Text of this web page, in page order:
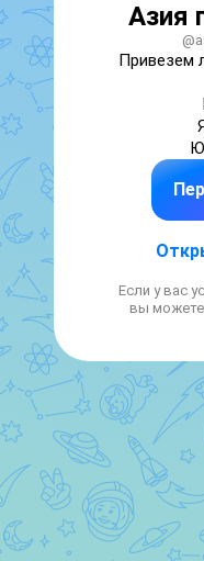
Азия
Привезем
🟢
💬 Наш чат:
🟥
Если у вас
вы можете